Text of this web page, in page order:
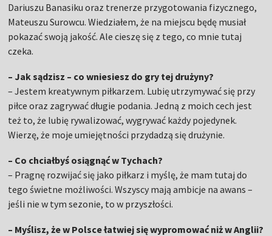
Dariuszu Banasiku oraz trenerze przygotowania fizycznego,
Mateuszu Surowcu. Wiedziałem, że na miejscu będę musiał
pokazać swoją jakość. Ale cieszę się z tego, co mnie tutaj
czeka.
– Jak sądzisz – co wniesiesz do gry tej drużyny?
– Jestem kreatywnym piłkarzem. Lubię utrzymywać się przy
piłce oraz zagrywać długie podania. Jedną z moich cech jest
też to, że lubię rywalizować, wygrywać każdy pojedynek.
Wierzę, że moje umiejętności przydadzą się drużynie.
– Co chciałbyś osiągnąć w Tychach?
– Pragnę rozwijać się jako piłkarz i myślę, że mam tutaj do
tego świetne możliwości. Wszyscy mają ambicje na awans –
jeśli nie w tym sezonie, to w przyszłości.
– Myślisz, że w Polsce łatwiej się wypromować niż w Anglii?